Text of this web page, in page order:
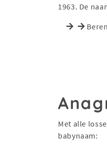
1963. De
Met alle
babynaam: